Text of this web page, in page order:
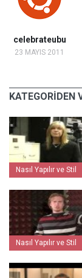
celebrateubu
23 MAYIS 2011
KATEGORİDEN
Nasıl Yapılır ve Stil
Nasıl Yapılır ve Stil